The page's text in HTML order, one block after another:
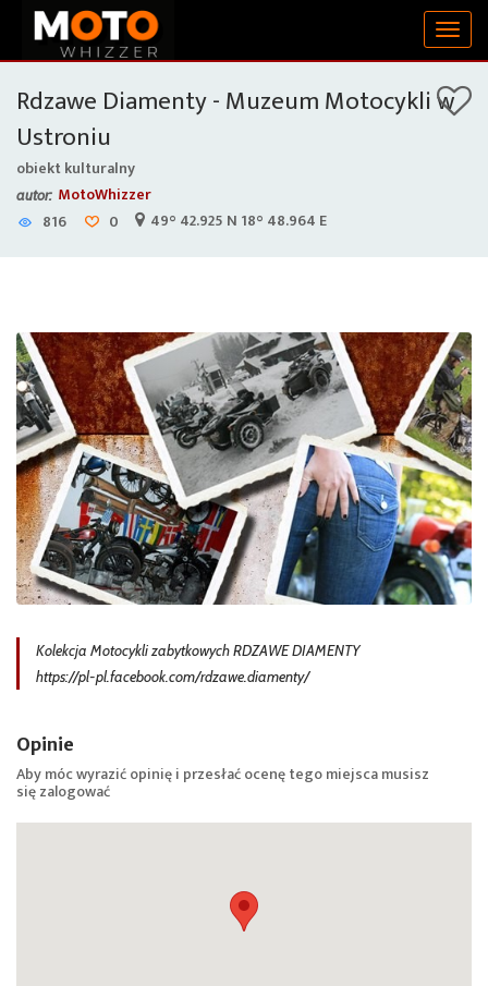
Rdzawe Diamenty - Muzeum Motocykli w
Ustroniu
obiekt kulturalny
autor: MotoWhizzer
816
0 49° 42.925 N 18° 48.964 E
Kolekcja Motocykli zabytkowych RDZAWE DIAMENTY
https://pl-pl.facebook.com/rdzawe.diamenty/
Opinie
Aby móc wyrazić opinię i przesłać ocenę tego miejsca musisz
sięzalogować